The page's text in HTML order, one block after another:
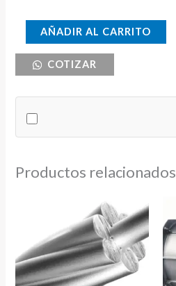
BREAKER
DE
RIEL
10KA
cantidad
AÑADIR AL CARRITO
COTIZAR
Productos relacionados